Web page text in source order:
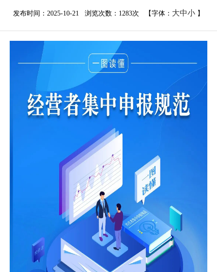
发布时间：2025-10-21 浏览次数： 1283次 【字体： 大中小 】